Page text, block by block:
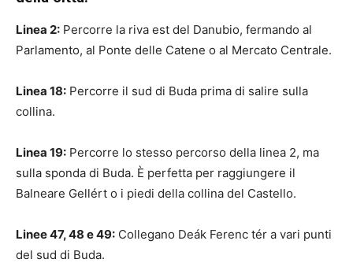
Linea 2: Percorre la riva est del Danubio, fermando al
Parlamento, al Ponte delle Catene o al Mercato Centrale.
Linea 18: Percorre il sud di Buda prima di salire sulla
collina.
Linea 19: Percorre lo stesso percorso della linea 2, ma
sulla sponda di Buda. È perfetta per raggiungere il
Balneare Gellért o i piedi della collina del Castello.
Linee 47, 48 e 49: Collegano Deák Ferenc tér a vari punti
del sud di Buda.